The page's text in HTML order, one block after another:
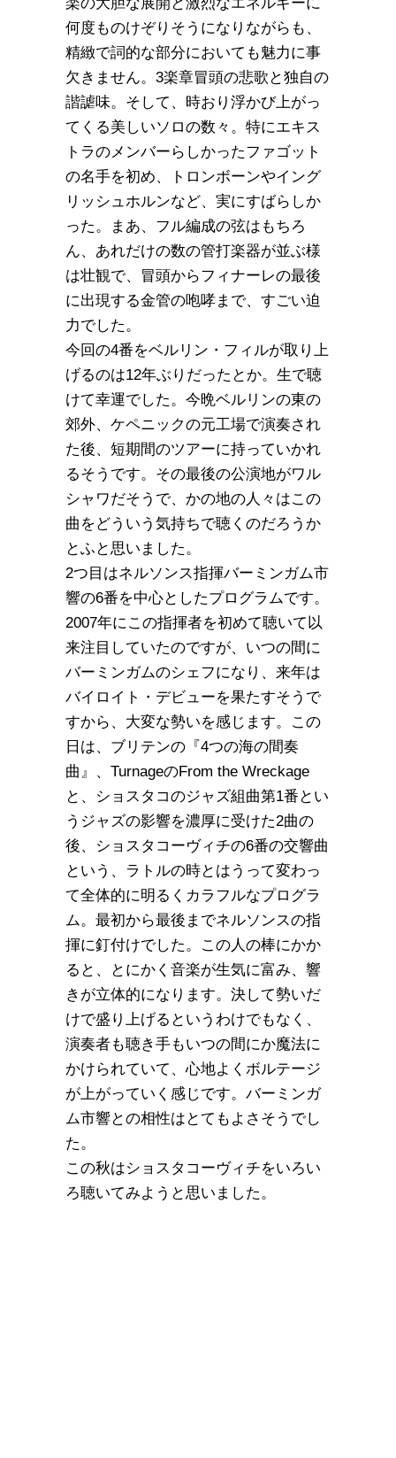
楽の大胆な展開と激烈なエネルギーに
何度ものけぞりそうになりながらも、
精緻で詞的な部分においても魅力に事
欠きません。3楽章冒頭の悲歌と独自の
諧謔味。そして、時おり浮かび上がっ
てくる美しいソロの数々。特にエキス
トラのメンバーらしかったファゴット
の名手を初め、トロンボーンやイング
リッシュホルンなど、実にすばらしか
った。まあ、フル編成の弦はもちろ
ん、あれだけの数の管打楽器が並ぶ様
は壮観で、冒頭からフィナーレの最後
に出現する金管の咆哮まで、すごい迫
力でした。
今回の4番をベルリン・フィルが取り上
げるのは12年ぶりだったとか。生で聴
けて幸運でした。今晩ベルリンの東の
郊外、ケペニックの元工場で演奏され
た後、短期間のツアーに持っていかれ
るそうです。その最後の公演地がワル
シャワだそうで、かの地の人々はこの
曲をどういう気持ちで聴くのだろうか
とふと思いました。
2つ目はネルソンス指揮バーミンガム市
響の6番を中心としたプログラムです。
2007年にこの指揮者を初めて聴いて以
来注目していたのですが、いつの間に
バーミンガムのシェフになり、来年は
バイロイト・デビューを果たすそうで
すから、大変な勢いを感じます。この
日は、ブリテンの『4つの海の間奏
曲』、TurnageのFrom the Wreckage
と、ショスタコのジャズ組曲第1番とい
うジャズの影響を濃厚に受けた2曲の
後、ショスタコーヴィチの6番の交響曲
という、ラトルの時とはうって変わっ
て全体的に明るくカラフルなプログラ
ム。最初から最後までネルソンスの指
揮に釘付けでした。この人の棒にかか
ると、とにかく音楽が生気に富み、響
きが立体的になります。決して勢いだ
けで盛り上げるというわけでもなく、
演奏者も聴き手もいつの間にか魔法に
かけられていて、心地よくボルテージ
が上がっていく感じです。バーミンガ
ム市響との相性はとてもよさそうでし
た。
この秋はショスタコーヴィチをいろい
ろ聴いてみようと思いました。